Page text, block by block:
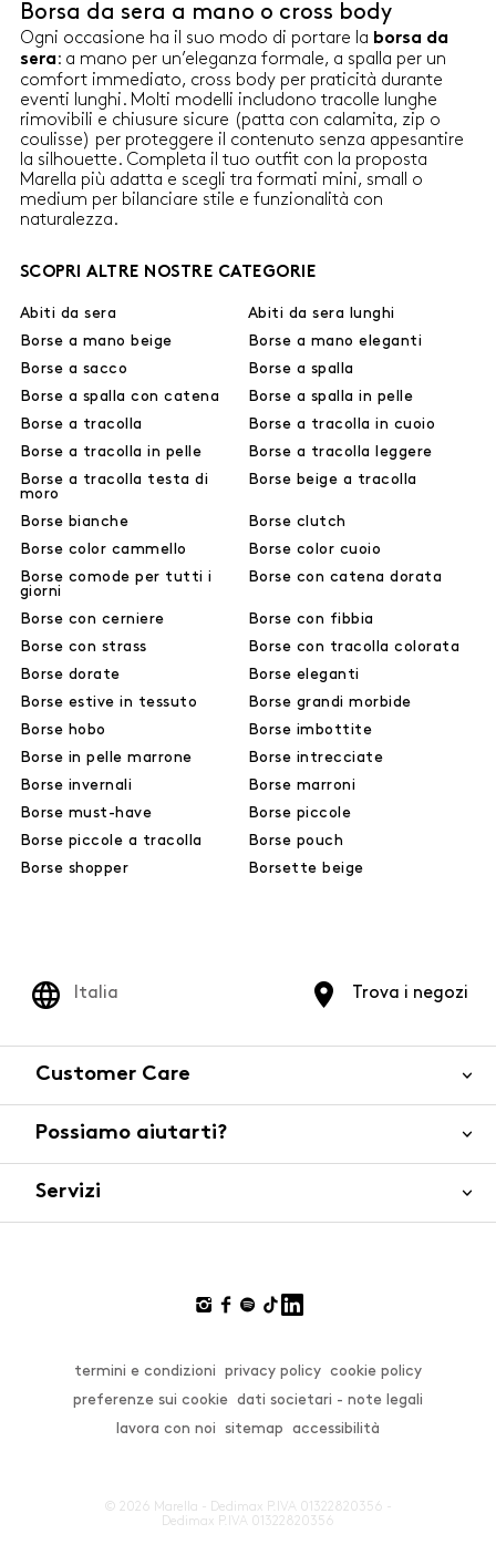
Borsa da sera a mano o cross body
Ogni occasione ha il suo modo di portare la borsa da
sera : a mano per un’eleganza formale, a spalla per un
comfort immediato, cross body per praticità durante
eventi lunghi. Molti modelli includono tracolle lunghe
rimovibili e chiusure sicure (patta con calamita, zip o
coulisse) per proteggere il contenuto senza appesantire
la silhouette. Completa il tuo outfit con la proposta
Marella più adatta e scegli tra formati mini, small o
medium per bilanciare stile e funzionalità con
naturalezza.
SCOPRI ALTRE NOSTRE CATEGORIE
Abiti da sera
Abiti da sera lunghi
Borse a mano beige
Borse a mano eleganti
Borse a sacco
Borse a spalla
Borse a spalla con catena
Borse a spalla in pelle
Borse a tracolla
Borse a tracolla in cuoio
Borse a tracolla in pelle
Borse a tracolla leggere
Borse a tracolla testa di
moro
Borse beige a tracolla
Borse bianche
Borse clutch
Borse color cammello
Borse color cuoio
Borse comode per tutti i
giorni
Borse con catena dorata
Borse con cerniere
Borse con fibbia
Borse con strass
Borse con tracolla colorata
Borse dorate
Borse eleganti
Borse estive in tessuto
Borse grandi morbide
Borse hobo
Borse imbottite
Borse in pelle marrone
Borse intrecciate
Borse invernali
Borse marroni
Borse must-have
Borse piccole
Borse piccole a tracolla
Borse pouch
Borse shopper
Borsette beige
Trova i negozi
Italia
Customer Care
Contattaci
Possiamo aiutarti?
Pagamenti
Effettua un cambio o un reso
Size Guide
Servizi
Click and collect
Smart Shopping
termini e condizioni privacy policy
cookie policy
preferenze sui cookie
dati societari - note legali
lavora con noi
sitemap accessibilità
© 2026 Marella - Dedimax P.IVA 01322820356 -
Dedimax P.IVA 01322820356